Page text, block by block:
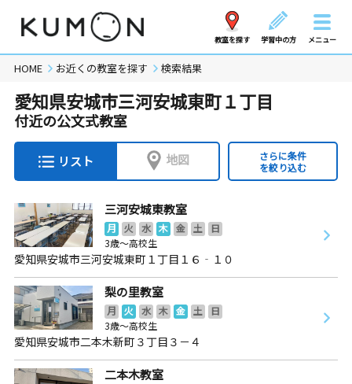
教室を探す 学習中の方 メニュー
HOME お近くの教室を探す 検索結果
愛知県安城市三河安城東町１丁目
付近の公文式教室
リスト 地図
さらに条件
を絞り込む
三河安城東教室
月 火 水 木 金 土
日
3歳～高校生
愛知県安城市三河安城東町１丁目１６‐１０
梨の里教室
月 火 水 木 金 土
日
3歳～高校生
愛知県安城市二本木新町３丁目３－４
二本木教室